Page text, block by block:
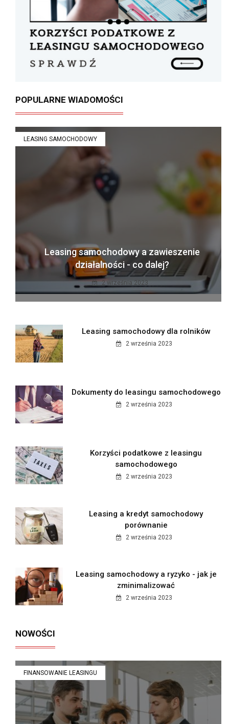
POPULARNE WIADOMOŚCI
LEASING SAMOCHODOWY
Leasing samochodowy a zawieszenie
działalności - co dalej?
2 września 2023
Leasing samochodowy dla rolników
2 września 2023
Dokumenty do leasingu samochodowego
2 września 2023
Korzyści podatkowe z leasingu
samochodowego
2 września 2023
Leasing a kredyt samochodowy
porównanie
2 września 2023
Leasing samochodowy a ryzyko - jak je
zminimalizować
2 września 2023
NOWOŚCI
FINANSOWANIE LEASINGU